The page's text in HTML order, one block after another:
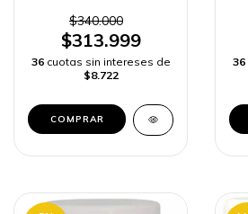
$340.000
$313.999
36 cuotas sin intereses de
$8.722
36